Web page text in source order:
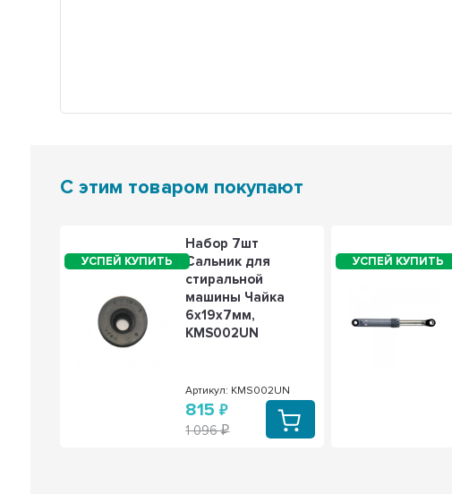
С этим товаром покупают
Набор 7шт
Сальник для
стиральной
машины Чайка
6x19x7мм,
KMS002UN
Артикул: KMS002UN
815
1 096